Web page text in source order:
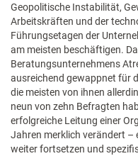
Geopolitische Instabilität,
Arbeitskräften und der
Führungsetagen der
am meisten beschäftigen.
Beratungsunternehmens
ausreichend gewappnet für
die meisten von ihnen
neun von zehn Befragten
erfolgreiche Leitung einer
Jahren merklich verändert –
weiter fortsetzen und